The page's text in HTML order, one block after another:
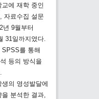
교에 재학 중인
자료수집 설문
년 9월부터
31일까지였다.
SPSS를 통해
등의 방식을
의 영성발달에
을 분석한 결과,